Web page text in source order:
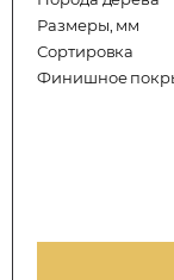
Размеры, мм
Сортировка
Финишное